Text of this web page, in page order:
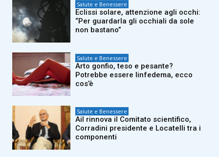
Salute e Benessere
Eclissi solare, attenzione agli occhi:
“Per guardarla gli occhiali da sole
non bastano”
Salute e Benessere
Arto gonfio, teso e pesante?
Potrebbe essere linfedema, ecco
cos’è
Salute e Benessere
Ail rinnova il Comitato scientifico,
Corradini presidente e Locatelli tra i
componenti